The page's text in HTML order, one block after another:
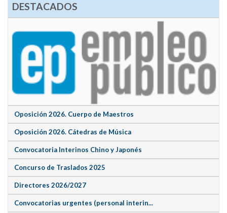
DESTACADOS
Oposición 2026. Cuerpo de Maestros
Oposición 2026. Cátedras de Música
Convocatoria Interinos Chino y Japonés
Concurso de Traslados 2025
Directores 2026/2027
Convocatorias urgentes (personal interin...